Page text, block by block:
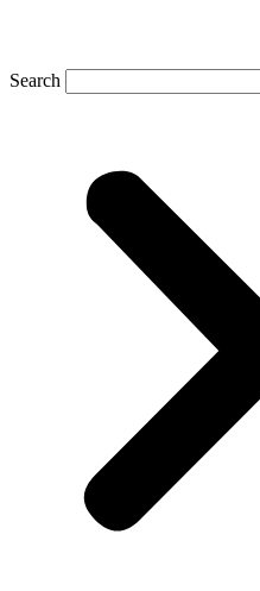
Search